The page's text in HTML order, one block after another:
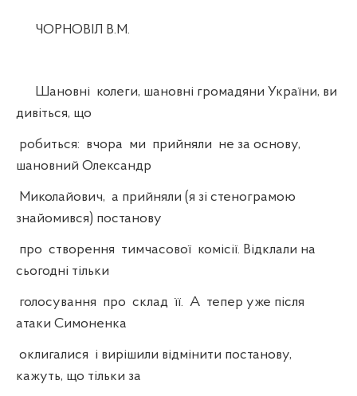
ЧОРНОВІЛ В.М.
Шановні колеги, шановні громадяни України, ви
дивіться, що
робиться: вчора ми прийняли не за основу,
шановний Олександр
Миколайович, а прийняли (я зі стенограмою
знайомився) постанову
про створення тимчасової комісії. Відклали на
сьогодні тільки
голосування про склад її. А тепер уже після
атаки Симоненка
оклигалися і вирішили відмінити постанову,
кажуть, що тільки за